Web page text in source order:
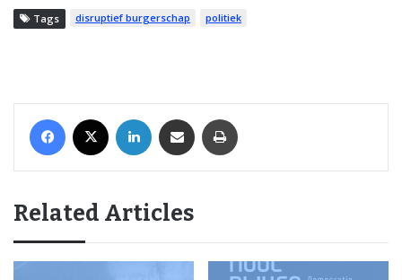
Tags disruptief burgerschap politiek
Related Articles